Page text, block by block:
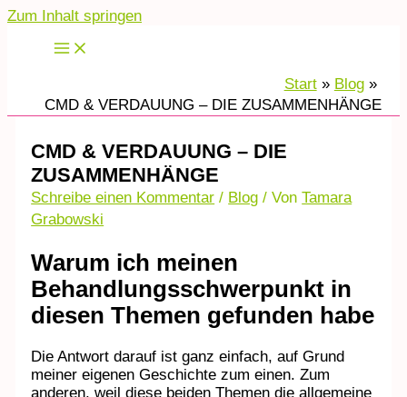
Zum Inhalt springen
Start
Blog
CMD & VERDAUUNG – DIE ZUSAMMENHÄNGE
CMD & VERDAUUNG – DIE
ZUSAMMENHÄNGE
Schreibe einen Kommentar / Blog / VonTamara
Grabowski
Warum ich meinen
Behandlungsschwerpunkt in
diesen Themen gefunden habe
Die Antwort darauf ist ganz einfach, auf Grund
meiner eigenen Geschichte zum einen. Zum
anderen, weil diese beiden Themen die allgemeine